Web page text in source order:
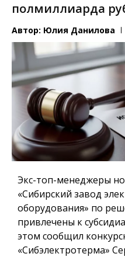
полмиллиарда
Автор: Юлия Данилова
Экс-топ-менеджеры
«Сибирский завод
оборудования» по
привлечены к
этом сообщил
«Сибэлектротерма»